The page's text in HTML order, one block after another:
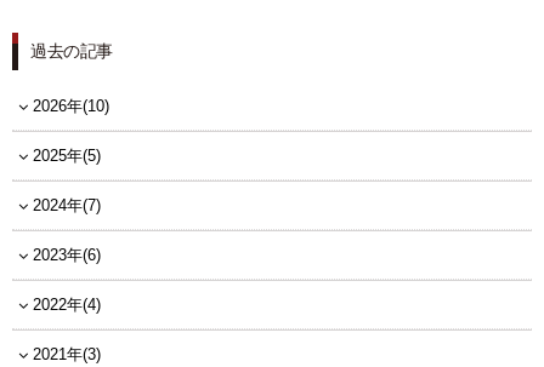
過去の記事
2026年(10)
2025年(5)
2024年(7)
2023年(6)
2022年(4)
2021年(3)